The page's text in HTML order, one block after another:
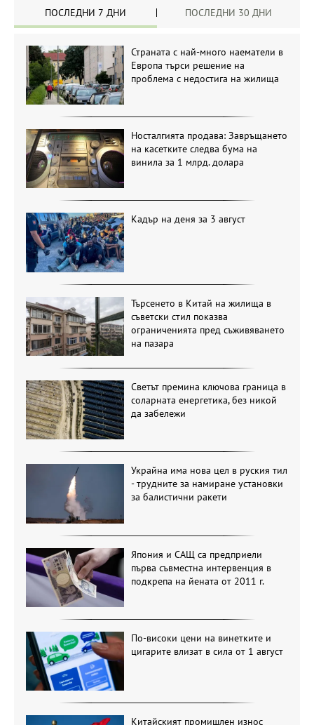
ПОСЛЕДНИ 7 ДНИ ПОСЛЕДНИ 30 ДНИ
Страната с най-много наематели в
Европа търси решение на
проблема с недостига на жилища
Носталгията продава: Завръщането
на касетките следва бума на
винила за 1 млрд. долара
Кадър на деня за 3 август
Търсенето в Китай на жилища в
съветски стил показва
ограниченията пред съживяването
на пазара
Светът премина ключова граница в
соларната енергетика, без никой
да забележи
Украйна има нова цел в руския тил
- трудните за намиране установки
за балистични ракети
Япония и САЩ са предприели
първа съвместна интервенция в
подкрепа на йената от 2011 г.
По-високи цени на винетките и
цигарите влизат в сила от 1 август
Китайският промишлен износ